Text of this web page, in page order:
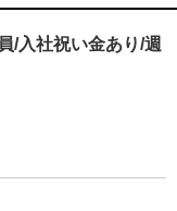
/入社祝い金あり/週